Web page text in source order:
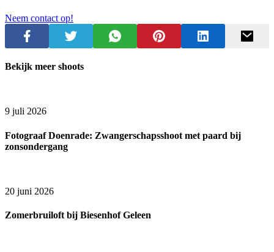
Neem contact op!
Bekijk meer shoots
9 juli 2026
Fotograaf Doenrade: Zwangerschapsshoot met paard bij
zonsondergang
20 juni 2026
Zomerbruiloft bij Biesenhof Geleen